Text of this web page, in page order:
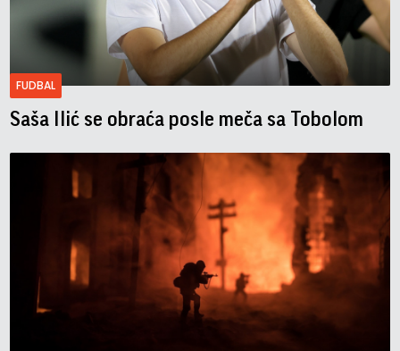
FUDBAL
Saša Ilić se obraća posle meča sa Tobolom